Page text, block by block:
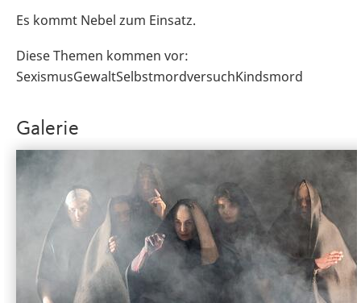
Es kommt Nebel zum Einsatz.
Diese Themen kommen vor:
SexismusGewaltSelbstmordversuchKindsmord
Galerie